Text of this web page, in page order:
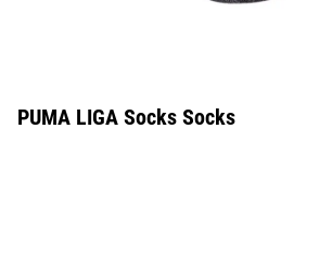
PUMA LIGA Socks Socks